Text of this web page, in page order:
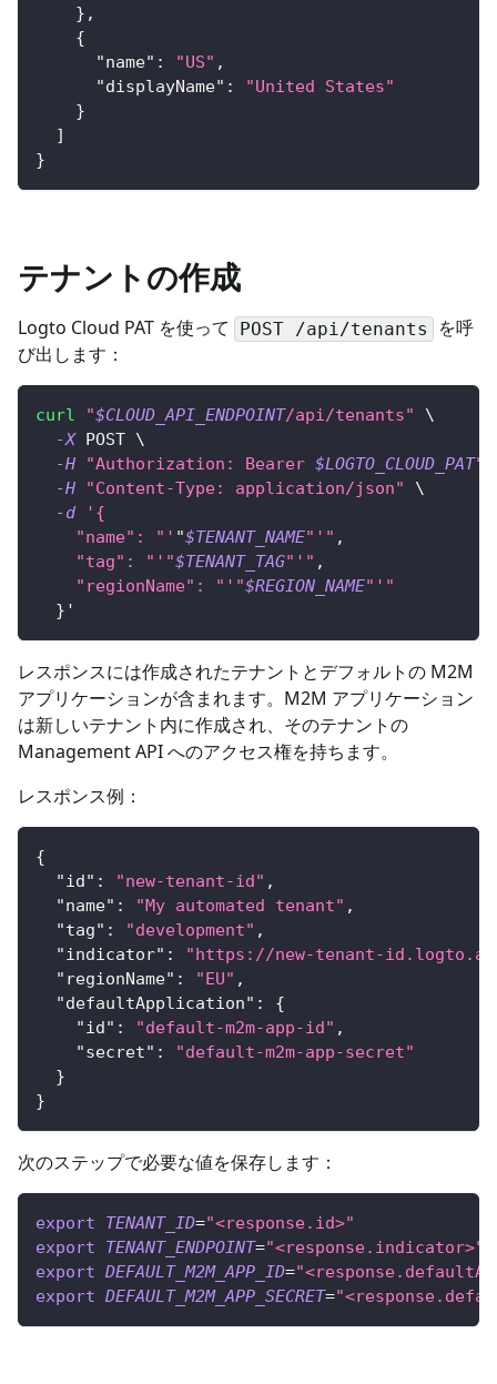
} ,
{
"name" : "US" ,
"displayName" :
"United States"
}
]
}
テナントの作成
Logto Cloud PAT を使って POST /api/tenants
を呼
び出します：
curl "$CLOUD_API_ENDPOINT/api/tenants"
\
-X POST \
-H
"Authorization: Bearer $LOGTO_CLOUD_PAT"
-H
"Content-Type: application/json"
\
-d
'{
    "name": "'
"$TENANT_NAME"'" ,
"tag" : "'"$TENANT_TAG"'" ,
"regionName" : "'"$REGION_NAME"'"
} '
レスポンスには作成されたテナントとデフォルトの M2M
アプリケーションが含まれます。M2M アプリケーション
は新しいテナント内に作成され、そのテナントの
Management API へのアクセス権を持ちます。
レスポンス例：
{
"id" : "new-tenant-id" ,
"name" : "My automated tenant" ,
"tag" : "development" ,
"indicator" :
"https://new-tenant-
"regionName" : "EU" ,
"defaultApplication" :
{
"id" : "default-m2m-app-id" ,
"secret" :
"default-m2m-app-secret"
}
}
次のステップで必要な値を保存します：
export TENANT_ID="<response.id>"
export
TENANT_ENDPOINT="<response.indicator>"
export DEFAULT_M2M_APP_ID=
export DEFAULT_M2M_APP_SECRET=